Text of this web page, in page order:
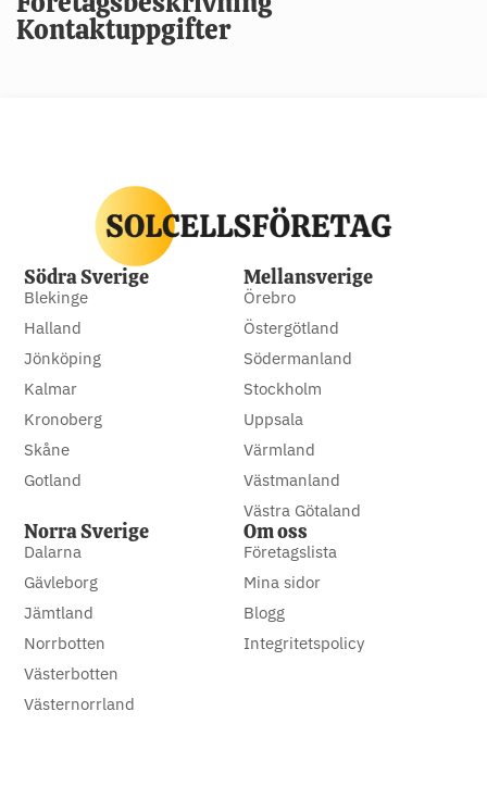
Kontaktuppgifter
Södra Sverige
Blekinge
Halland
Jönköping
Kalmar
Kronoberg
Skåne
Gotland
Mellansverige
Örebro
Östergötland
Södermanland
Stockholm
Uppsala
Värmland
Västmanland
Västra Götaland
Norra Sverige
Dalarna
Gävleborg
Jämtland
Norrbotten
Västerbotten
Västernorrland
Om oss
Företagslista
Mina sidor
Blogg
Integritetspolicy